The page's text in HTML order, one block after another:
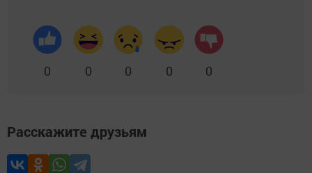
0 0 0 0 0
Расскажите друзьям